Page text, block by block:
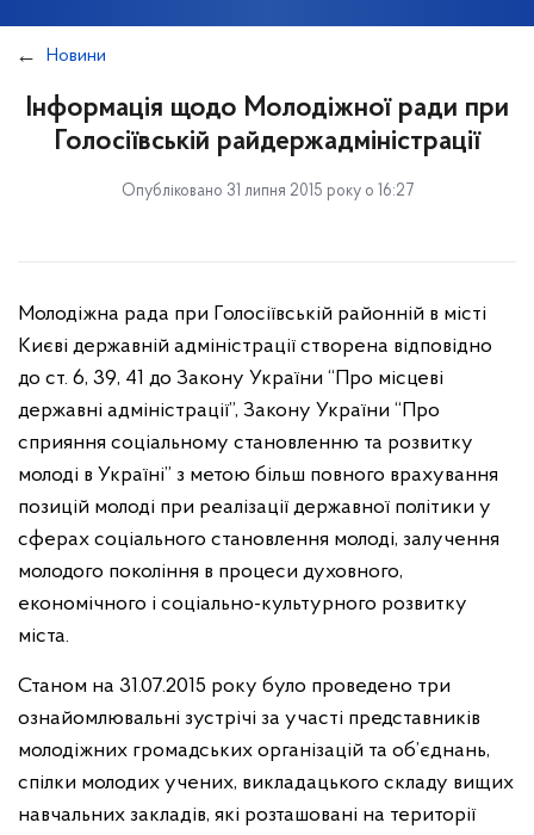
Новини
Інформація щодо Молодіжної ради при
Голосіївській райдержадміністрації
Опубліковано 31 липня 2015 року о 16:27
Молодіжна рада при Голосіївській районній в місті
Києві державній адміністрації створена відповідно
до ст. 6, 39, 41 до Закону України “Про місцеві
державні адміністрації”, Закону України “Про
сприяння соціальному становленню та розвитку
молоді в Україні” з метою більш повного врахування
позицій молоді при реалізації державної політики у
сферах соціального становлення молоді, залучення
молодого покоління в процеси духовного,
економічного і соціально-культурного розвитку
міста.
Станом на 31.07.2015 року було проведено три
ознайомлювальні зустрічі за участі представників
молодіжних громадських організацій та об’єднань,
спілки молодих учених, викладацького складу вищих
навчальних закладів, які розташовані на території